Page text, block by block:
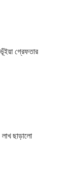
গ্রেফতার
ছাড়ালো